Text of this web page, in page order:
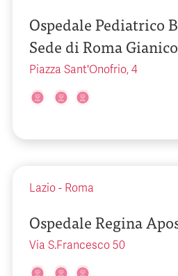
Ospedale Pediatrico
Sede di Roma
Piazza Sant'Onofrio, 4
Lazio - Roma
Ospedale Regina
Via S.Francesco 50